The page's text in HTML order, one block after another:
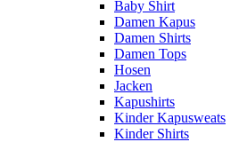
Baby Shirt
Damen Kapus
Damen Shirts
Damen Tops
Hosen
Jacken
Kapushirts
Kinder Kapusweats
Kinder Shirts